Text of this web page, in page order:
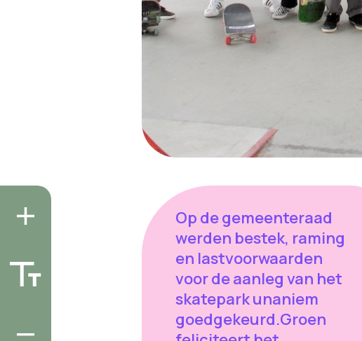
Op de gemeenteraad
werden bestek, raming
en lastvoorwaarden
voor de aanleg van het
skatepark unaniem
goedgekeurd.Groen